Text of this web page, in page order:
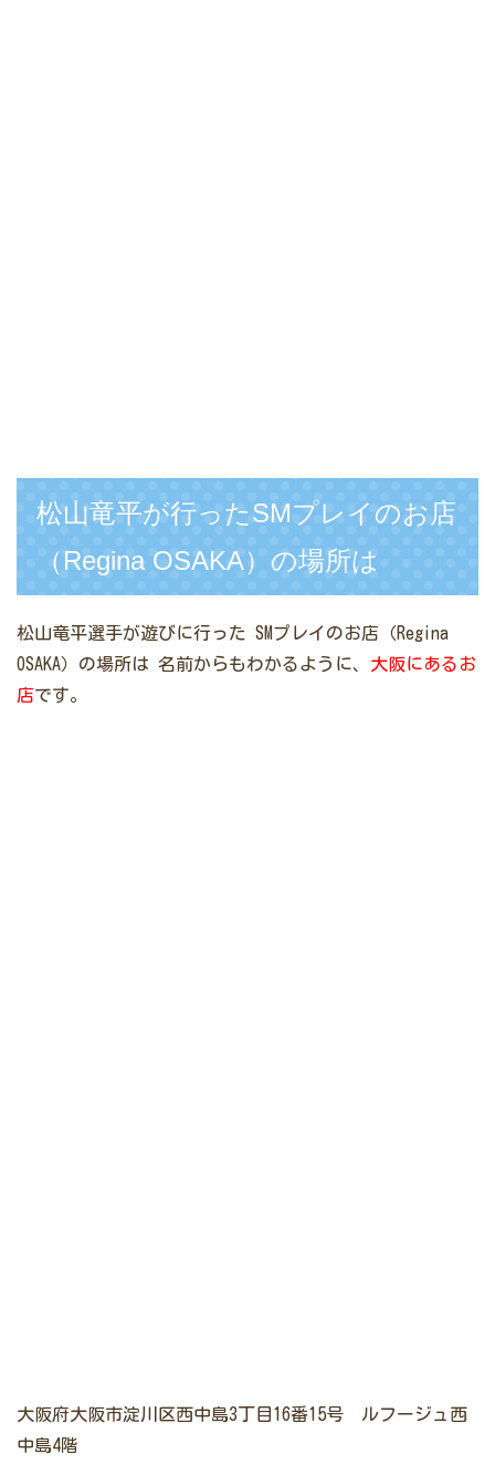
松山竜平が行ったSMプレイのお店
（Regina OSAKA）の場所は
松山竜平選手が遊びに行った
SMプレイのお店（Regina
OSAKA）の場所は 名前からもわかるように、 大阪にあるお
店です。
大阪府大阪市淀川区西中島3丁目16番15号 ルフージュ西
中島4階